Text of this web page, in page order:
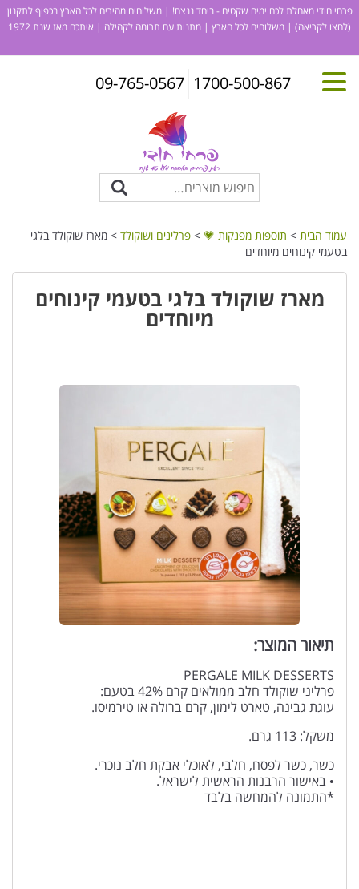
פרחי חודי מאחלת לכם ימים שקטים - ביחד ננצח! | משלוחים מהירים לכל הארץ בכפוף לתקנון
(לחצו לקריאה) | משלוחים לכל הארץ | מתנות עם תרומה לקהילה | איתכם מאז שנת 1972
1700-500-867
09-765-0567
עמוד הבית > תוספות מפנקות 💗 > פרלינים ושוקולד > מארז שוקולד בלגי
בטעמי קינוחים מיוחדים
מארז שוקולד בלגי בטעמי קינוחים
מיוחדים
תיאור המוצר:
PERGALE MILK DESSERTS
פרליני שוקולד חלב ממולאים קרם 42% בטעם:
עוגת גבינה, טארט לימון, קרם ברולה או טירמיסו.
משקל: 113 גרם.
כשר, כשר לפסח, חלבי, לאוכלי אבקת חלב נוכרי.
• באישור הרבנות הראשית לישראל.
*התמונה להמחשה בלבד